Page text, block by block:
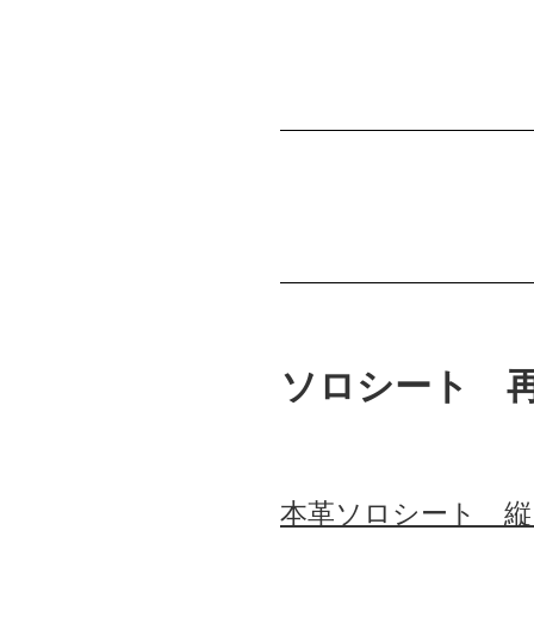
ソロシート
本革ソロシート